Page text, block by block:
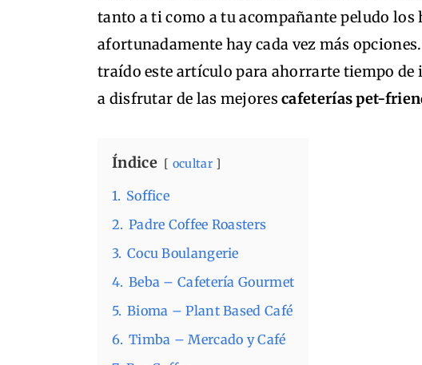
tanto a ti como a tu acompañante peludo los
afortunadamente hay cada vez más
traído este artículo para ahorrarte tiempo de
a disfrutar de las mejorescafeterías pet-
Índice ocultar
1. Soffice
2. Padre Coffee Roasters
3. Cocu Boulangerie
4. Beba – Cafetería Gourmet
5. Bioma – Plant Based Café
6. Timba – Mercado y Café